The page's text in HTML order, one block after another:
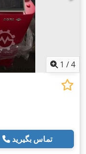
1 /4
تماس بگیرید